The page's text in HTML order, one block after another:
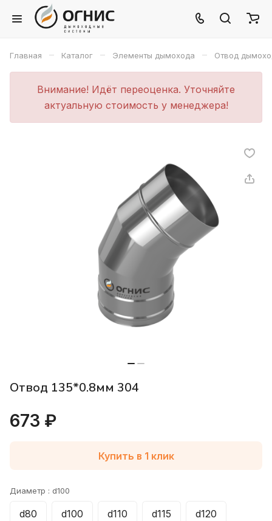
Главная – Каталог – Элементы дымохода – Отвод
Внимание! Идёт переоценка. Уточняйте
актуальную стоимость у менеджера!
Отвод 135*0.8мм 304
673 ₽
Купить в 1 клик
Диаметр : d100
d80 d100 d110 d115 d120